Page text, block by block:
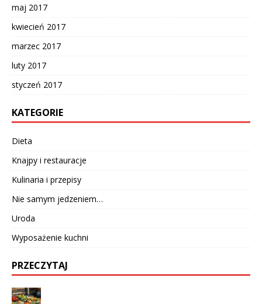
maj 2017
kwiecień 2017
marzec 2017
luty 2017
styczeń 2017
KATEGORIE
Dieta
Knajpy i restauracje
Kulinaria i przepisy
Nie samym jedzeniem…
Uroda
Wyposażenie kuchni
PRZECZYTAJ